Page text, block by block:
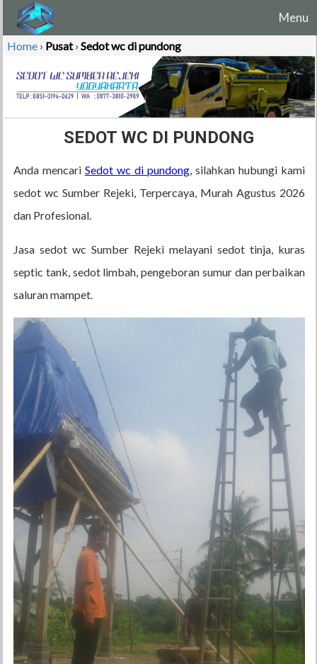
Menu
Home › Pusat › Sedot wc di pundong
SEDOT WC DI PUNDONG
Anda mencari Sedot wc di pundong, silahkan hubungi kami
sedot wc Sumber Rejeki, Terpercaya, Murah Agustus 2026
dan Profesional.
Jasa sedot wc Sumber Rejeki melayani sedot tinja, kuras
septic tank, sedot limbah, pengeboran sumur dan perbaikan
saluran mampet.